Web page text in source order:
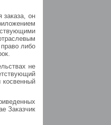
заказа, он
либо
не
косвенный
Заказчик